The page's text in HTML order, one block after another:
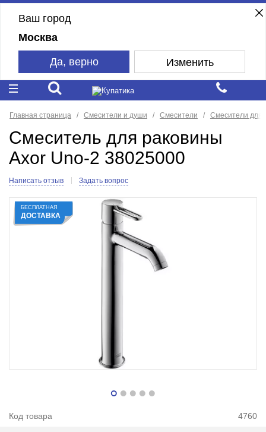
Ваш город
Москва
Да, верно Изменить
Главная страница Смесители и души Смесители Смесители для
Смеситель для раковины
Axor Uno-2 38025000
Написать отзыв Задать вопрос
БЕСПЛАТНАЯ
ДОСТАВКА
Код товара 4760